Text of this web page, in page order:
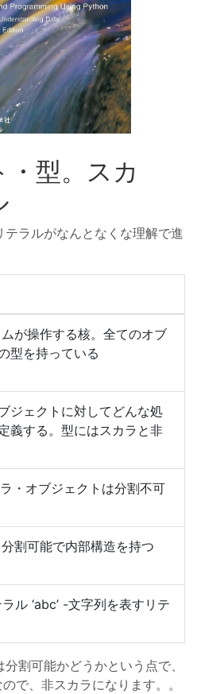
型。スカ
ラルがなんとなくな理解で進
が操作する核。全てのオブ
型を持っている
ジェクトに対してどんな処
義する。型にはスカラと非
・オブジェクトは分割不可
割可能で内部構造を持つ
ル ‘abc’ -文字列を表すリテ
割可能かどうかという点で、
で、非スカラになります。。